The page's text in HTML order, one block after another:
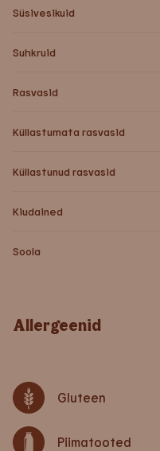
Süsivesikuid
Suhkruid
Rasvasid
Küllastumata rasvasid
Küllastunud rasvasid
Kiudained
Soola
Allergeenid
Gluteen
Piimatooted